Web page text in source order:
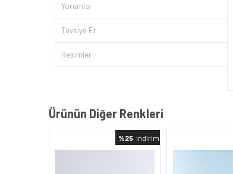
Yorumlar
Tavsiye Et
Resimler
Ürünün Diğer Renkleri
%25 indirimli